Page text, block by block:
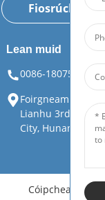
Fiosrúchán
Lean muid
0086-
Foirgneamh 1,
Lianhu 3rd Road,
City, Hunan
Cóipcheart ©